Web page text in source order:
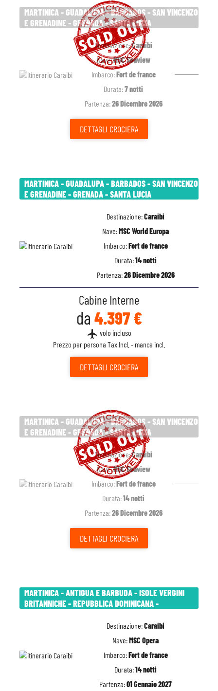
MARTINICA - GUADALUPA - BARBADOS - SAN VINCENZO
E GRENADINE - GRENADA - SANTA LUCIA
Destinazione:Caraibi
Nave:MSC Seaview
Imbarco:Fort de france
Durata:7 notti
Partenza:26 Dicembre 2026
DETTAGLI CROCIERA
MARTINICA - GUADALUPA - BARBADOS - SAN VINCENZO
E GRENADINE - GRENADA - SANTA LUCIA
Destinazione:Caraibi
Nave:MSC World Europa
Imbarco:Fort de france
Durata:14 notti
Partenza:26 Dicembre 2026
Cabine Interne
da 4.397 €
flight volo incluso
Prezzo per persona Tax Incl. - mance incl.
DETTAGLI CROCIERA
MARTINICA - GUADALUPA - BARBADOS - SAN VINCENZO
E GRENADINE - GRENADA - SANTA LUCIA
Destinazione:Caraibi
Nave:MSC Seaview
Imbarco:Fort de france
Durata:14 notti
Partenza:26 Dicembre 2026
DETTAGLI CROCIERA
MARTINICA - ANTIGUA E BARBUDA - ISOLE VERGINI
BRITANNICHE - REPUBBLICA DOMINICANA -
Destinazione:Caraibi
Nave:MSC Opera
Imbarco:Fort de france
Durata:14 notti
Partenza:01 Gennaio 2027